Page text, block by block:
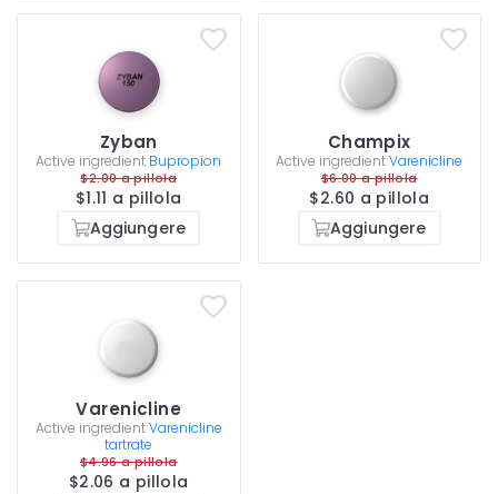
Zyban
Active ingredient Bupropion
$2.00 a pillola
$1.11 a pillola
Aggiungere
Champix
Active ingredientVarenicline
$6.00 a pillola
$2.60 a pillola
Aggiungere
Varenicline
Active ingredientVarenicline
tartrate
$4.96 a pillola
$2.06 a pillola